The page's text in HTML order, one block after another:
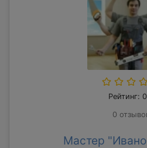
Рейтинг:
0
Мастер